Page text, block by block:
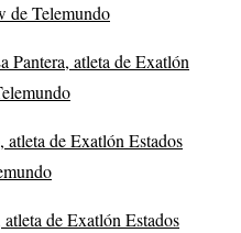
de Telemundo
Pantera, atleta de Exatlón
de Exatlón Estados
de Exatlón Estados